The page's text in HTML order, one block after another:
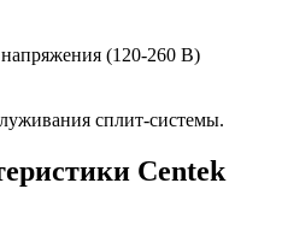
(120-260 В)
сплит-системы.
Centek